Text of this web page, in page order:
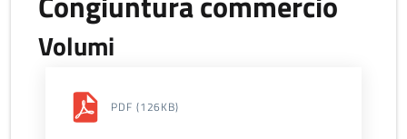
Volumi
PDF (126KB)